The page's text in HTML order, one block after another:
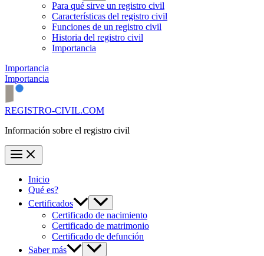
Para qué sirve un registro civil
Características del registro civil
Funciones de un registro civil
Historia del registro civil
Importancia
Importancia
Importancia
REGISTRO-CIVIL.COM
Información sobre el registro civil
Inicio
Qué es?
Certificados
Certificado de nacimiento
Certificado de matrimonio
Certificado de defunción
Saber más